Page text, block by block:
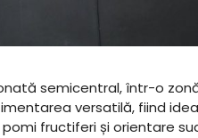
semicentral, într-o
versatilă, fiind
fructiferi și orientare